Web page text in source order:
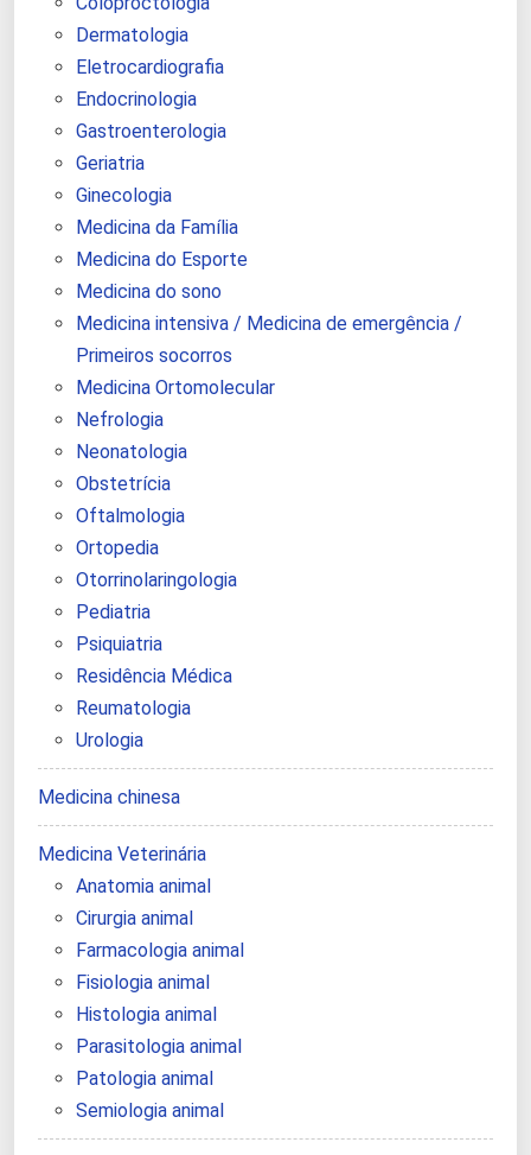
Dermatologia
Eletrocardiografia
Endocrinologia
Gastroenterologia
Geriatria
Ginecologia
Medicina da Família
Medicina do Esporte
Medicina do sono
Medicina intensiva / Medicina de emergência /
Primeiros socorros
Medicina Ortomolecular
Nefrologia
Neonatologia
Obstetrícia
Oftalmologia
Ortopedia
Otorrinolaringologia
Pediatria
Psiquiatria
Residência Médica
Reumatologia
Urologia
Medicina chinesa
Medicina Veterinária
Anatomia animal
Cirurgia animal
Farmacologia animal
Fisiologia animal
Histologia animal
Parasitologia animal
Patologia animal
Semiologia animal